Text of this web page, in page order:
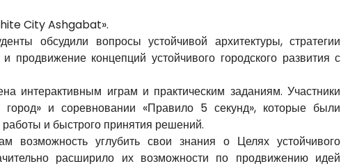
City Ashgabat».
обсудили вопросы устойчивой архитектуры, стратегии
продвижение концепций устойчивого городского развития с
интерактивным играм и практическим заданиям. Участники
и соревновании «Правило 5 секунд», которые были
и быстрого принятия решений.
возможность углубить свои знания о Целях устойчивого
расширило их возможности по продвижению идей